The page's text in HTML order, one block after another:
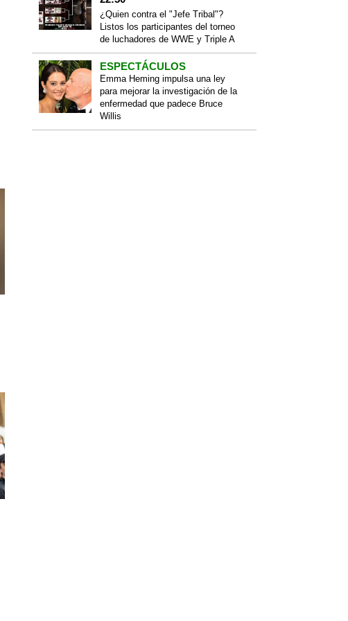
¿Quien contra el "Jefe Tribal"?
Listos los participantes del torneo
de luchadores de WWE y Triple A
ESPECTÁCULOS
Emma Heming impulsa una ley
para mejorar la investigación de la
enfermedad que padece Bruce
Willis